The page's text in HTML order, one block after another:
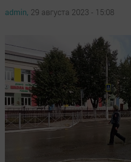
admin, 29 августа 2023 - 15:08